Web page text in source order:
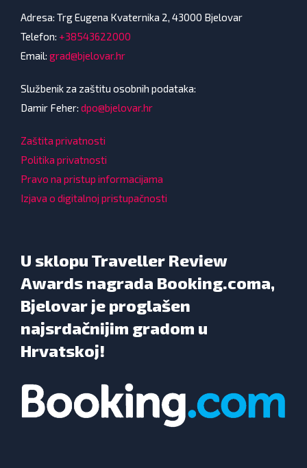
Adresa: Trg Eugena Kvaternika 2, 43000 Bjelovar
Telefon: +38543622000
Email: grad@bjelovar.hr
Službenik za zaštitu osobnih podataka:
Damir Feher: dpo@bjelovar.hr
Zaštita privatnosti
Politika privatnosti
Pravo na pristup informacijama
Izjava o digitalnoj pristupačnosti
U sklopu Traveller Review
Awards nagrada Booking.coma,
Bjelovar je proglašen
najsrdačnijim gradom u
Hrvatskoj!